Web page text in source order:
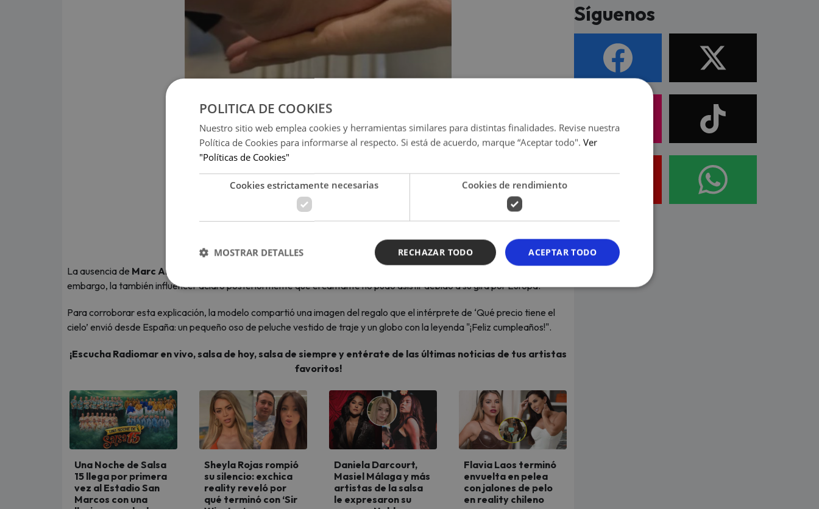
(Foto: Instagram de Nadia Ferreira)
La ausencia de Marc Anthony
embargo, la también influencer aclaró posteriormente que el cantante no pudo asistir debido a su gira por Europa.
Para corroborar esta explicación, la modelo compartió una imagen del regalo que el intérprete de ‘Qué precio tiene el
cielo’ envió desde España: un pequeño oso de peluche vestido de traje y un globo con la leyenda "¡Feliz cumpleaños!".
¡Escucha Radiomar en vivo, salsa de hoy, salsa de siempre y entérate de las últimas noticias de tus artistas
favoritos!
Una Noche de Salsa
15 llega por primera
vez al Estadio San
Marcos con una
Sheyla Rojas rompió
su silencio: exchica
reality reveló por
qué terminó con ‘Sir
Daniela Darcourt,
Masiel Málaga y más
artistas de la salsa
le expresaron su
Flavia Laos terminó
envuelta en pelea
con jalones de pelo
en reality chileno
Síguenos
POLITICA DE COOKIES
Nuestro sitio web emplea cookies y herramientas similares para distintas finalidades. Revise nuestra
Política de Cookies para informarse al respecto. Si está de acuerdo, marque “Aceptar todo". Ver
"Políticas de Cookies"
Cookies estrictamente necesarias Cookies de rendimiento
ACEPTAR TODO
RECHAZAR TODO
MOSTRAR DETALLES